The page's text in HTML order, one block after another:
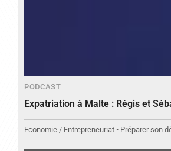
PODCAST
Expatriation à Malte : Régis et
Economie / Entrepreneuriat • Préparer son